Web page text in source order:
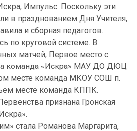
Импульс. Поскольку эти
в празднованием Дня Учителя,
и сборная педагогов.
по круговой системе. В
матчей, Первое место с
команда «Искра» МАУ ДО ДЮЦ
месте команда МКОУ СОШ п.
месте команда КППК.
признана Гронская
стала Романова Маргарита,